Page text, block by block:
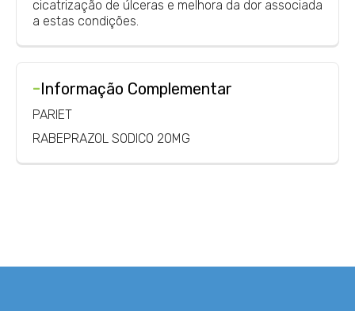
cicatrização de úlceras e melhora da dor associada
a estas condições.
-Informação Complementar
PARIET
RABEPRAZOL SODICO 20MG